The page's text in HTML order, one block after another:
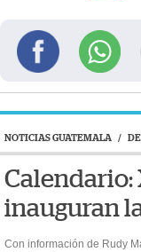
NOTICIAS GUATEMALA /
Calendario:
inauguran
Con información de Rudy